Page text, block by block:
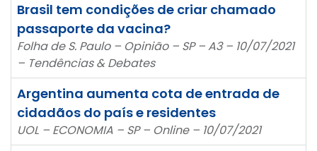
Brasil tem condições de criar chamado
passaporte da vacina?
Folha de S. Paulo – Opinião – SP – A3 – 10/07/2021
– Tendências & Debates
Argentina aumenta cota de entrada de
cidadãos do país e residentes
UOL – ECONOMIA – SP – Online – 10/07/2021